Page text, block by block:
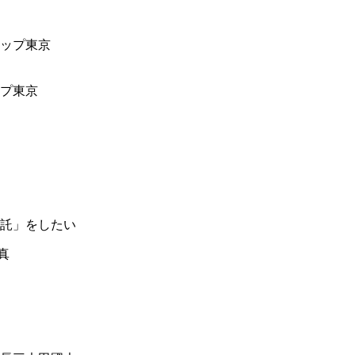
東京
」をしたい